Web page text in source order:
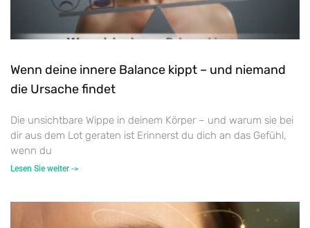
Wenn deine innere Balance kippt – und niemand
die Ursache findet
Die unsichtbare Wippe in deinem Körper – und warum sie bei
dir aus dem Lot geraten ist Erinnerst du dich an das Gefühl,
wenn du
Lesen Sie weiter ->